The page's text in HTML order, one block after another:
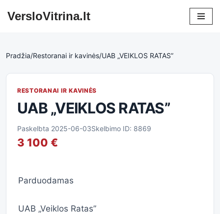
VersloVitrina.lt
Pradžia/Restoranai ir kavinės/UAB „VEIKLOS RATAS”
RESTORANAI IR KAVINĖS
UAB „VEIKLOS RATAS”
Paskelbta 2025-06-03Skelbimo ID: 8869
3 100 €
Parduodamas
UAB „Veiklos Ratas”